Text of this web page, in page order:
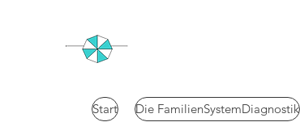
Start Die FamilienSystemDiagnostik